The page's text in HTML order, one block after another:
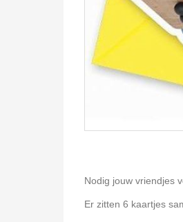
Nodig jouw vriendjes
Er zitten 6 kaartjes